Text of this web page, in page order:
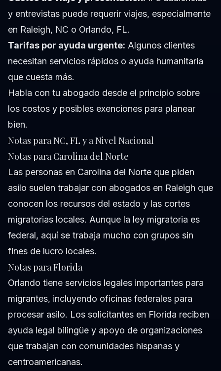
y entrevistas puede requerir viajes, especialmente
en Raleigh, NC o Orlando, FL.
Tarifas por ayuda urgente: Algunos clientes
necesitan servicios rápidos o ayuda humanitaria
que cuesta más.
Habla con tu abogado desde el principio sobre
los costos y posibles exenciones para planear
bien.
Notas para NC, FL y a Nivel Nacional
Notas para Carolina del Norte
Las personas en Carolina del Norte que piden
asilo suelen trabajar con abogados en Raleigh que
conocen los recursos del estado y las cortes
migratorias locales. Aunque la ley migratoria es
federal, aquí se trabaja mucho con grupos sin
fines de lucro locales.
Notas para Florida
Orlando tiene servicios legales importantes para
migrantes, incluyendo oficinas federales para
procesar asilo. Los solicitantes en Florida reciben
ayuda legal bilingüe y apoyo de organizaciones
que trabajan con comunidades hispanas y
centroamericanas.